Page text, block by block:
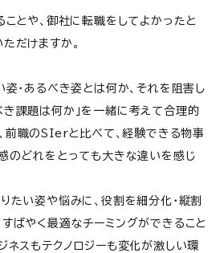
とや、御社に転職をしてよかったと
だけますか。
姿・あるべき姿とは何か、それを阻害し
き課題は何か」を一緒に考えて合理的
前職のSIerと比べて、経験できる物事
のどれをとっても大きな違いを感じ
たい姿や悩みに、役割を細分化・縦割
ばやく最適なチーミングができること
ネスもテクノロジーも変化が激しい環